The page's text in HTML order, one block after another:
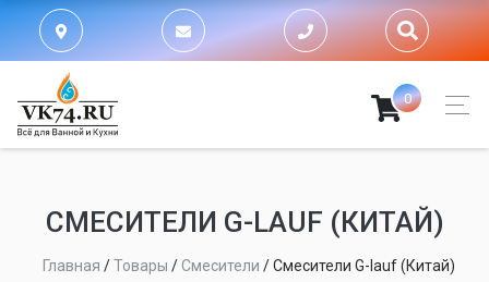
0
СМЕСИТЕЛИ G-LAUF (КИТАЙ)
Главная /Товары /Смесители /Смесители G-lauf (Китай)